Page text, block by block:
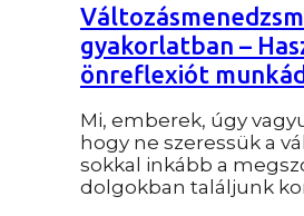
gyakorlatban –
önreflexiót
Mi, emberek, úgy
hogy ne szeressük a
sokkal inkább a
dolgokban találjunk